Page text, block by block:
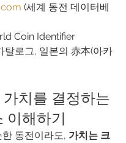
(세계 동전 데이터베
Coin Identifier
탈로그, 일본의 赤本(아카
가치를 결정하는
이해하기
동전이라도, 가치는 크